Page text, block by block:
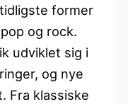
former
og rock.
udviklet sig i
og nye
Fra klassiske